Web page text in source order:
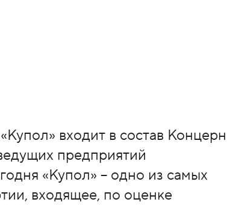
входит в состав
предприятий
«Купол» – одно из самых
входящее, по оценке